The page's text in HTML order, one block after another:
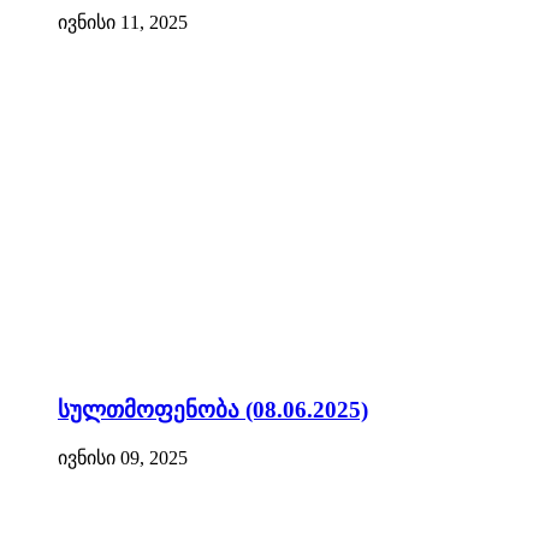
ივნისი 11, 2025
სულთმოფენობა (08.06.2025)
ივნისი 09, 2025